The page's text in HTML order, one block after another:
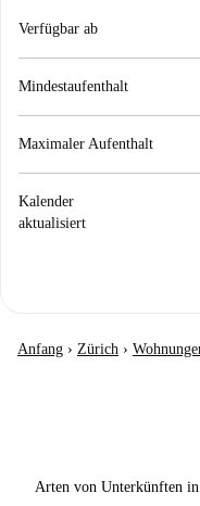
Verfügbar ab
Mindestaufenthalt
Maximaler Aufenthalt
Kalender
aktualisiert
Anfang › Zürich ›
Arten von Unterkünften